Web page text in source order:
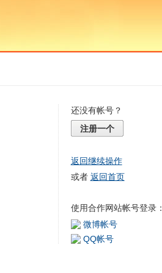
还没有帐号？
注册一个
返回继续操作
或者 返回首页
使用合作网站帐号登录：
微博帐号
QQ帐号